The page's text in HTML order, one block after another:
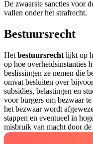
De zwaarste sancties voor
vallen onder het strafrecht.
Bestuursrecht
Het bestuursrecht lijkt op
op hoe overheidsinstanties
beslissingen ze nemen die
omvat besluiten over
subsidies, belastingen en
voor burgers om bezwaar
het bezwaar wordt
stappen en eventueel in
misbruik van macht door